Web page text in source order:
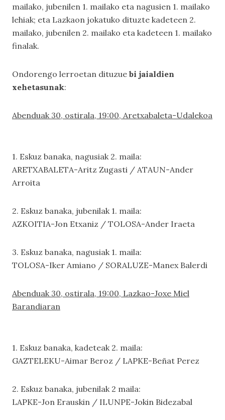
mailako, jubenilen 1. mailako eta nagusien 1. mailako
lehiak; eta Lazkaon jokatuko dituzte kadeteen 2.
mailako, jubenilen 2. mailako eta kadeteen 1. mailako
finalak.
Ondorengo lerroetan dituzue bi jaialdien
xehetasunak:
Abenduak 30, ostirala, 19:00, Aretxabaleta-Udalekoa
1. Eskuz banaka, nagusiak 2. maila:
ARETXABALETA-Aritz Zugasti / ATAUN-Ander
Arroita
2. Eskuz banaka, jubenilak 1. maila:
AZKOITIA-Jon Etxaniz / TOLOSA-Ander Iraeta
3. Eskuz banaka, nagusiak 1. maila:
TOLOSA-Iker Amiano / SORALUZE-Manex Balerdi
Abenduak 30, ostirala, 19:00, Lazkao-Joxe Miel
Barandiaran
1. Eskuz banaka, kadeteak 2. maila:
GAZTELEKU-Aimar Beroz / LAPKE-Beñat Perez
2. Eskuz banaka, jubenilak 2 maila:
LAPKE-Jon Erauskin / ILUNPE-Jokin Bidezabal